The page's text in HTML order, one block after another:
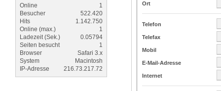
Ort
Telefon
Telefax
Mobil
E-Mail-Adresse
Internet
Online
1
Besucher
522.420
Hits
1.142.750
Online (max.)
1
Ladezeit (Sek.)
0.05794
Seiten besucht
1
Browser
Safari 3.x
System
Macintosh
IP-Adresse
216.73.217.72